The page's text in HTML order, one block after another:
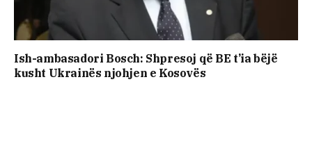
Ish-ambasadori Bosch: Shpresoj që BE t’ia bëjë
kusht Ukrainës njohjen e Kosovës